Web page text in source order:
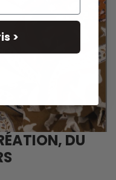
atelier familial.
DU
>